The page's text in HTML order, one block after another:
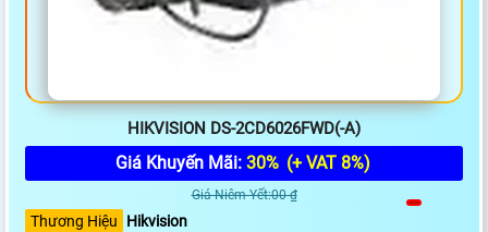
HIKVISION DS-2CD6026FWD(-A)
Giá Khuyến Mãi: 30% (+ VAT 8%)
Giá Niêm Yết:00 ₫
Thương Hiệu
Hikvision